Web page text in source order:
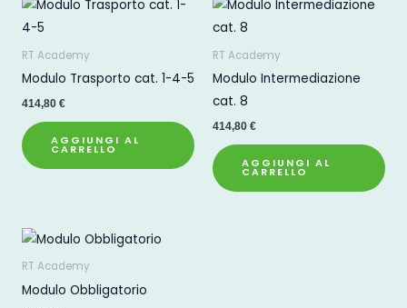
RT Academy
Modulo Trasporto cat. 1-4-5
414,80 €
AGGIUNGI AL
CARRELLO
RT Academy
Modulo Intermediazione
cat. 8
414,80 €
AGGIUNGI AL
CARRELLO
RT Academy
Modulo Obbligatorio